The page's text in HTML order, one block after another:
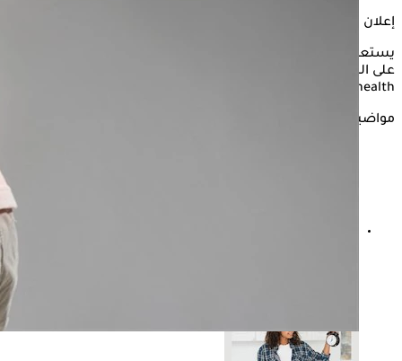
إعلان
يستعرض "الكو نسلتو" في التقرير التالي، تأثيرات الصيام المتقطع
health".
مواضيع ذات صلة